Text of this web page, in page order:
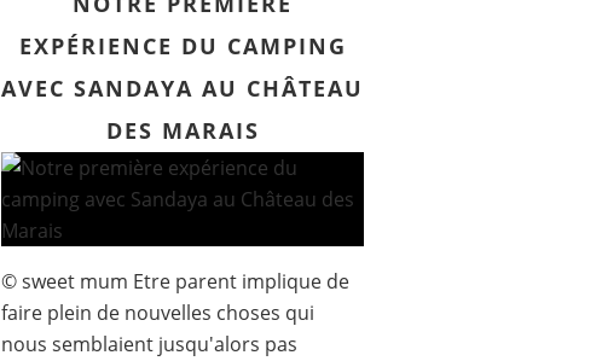
EXPÉRIENCE DU CAMPING
AVEC SANDAYA AU CHÂTEAU
DES MARAIS
© sweet mum Etre parent implique de
faire plein de nouvelles choses qui
nous semblaient jusqu'alors pas